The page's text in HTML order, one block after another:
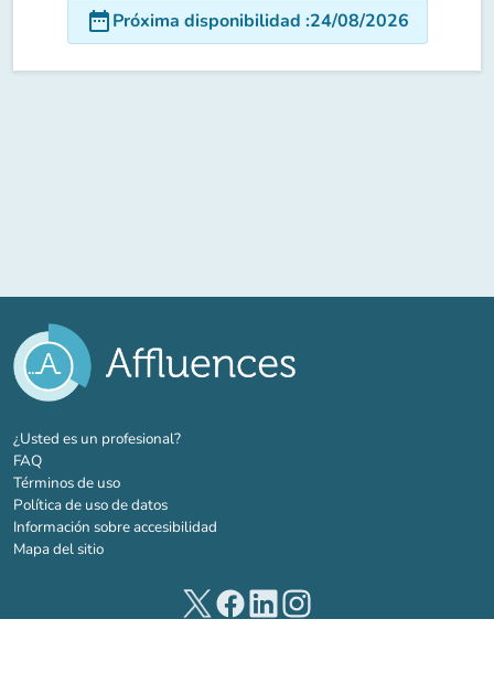
date_rangePróxima disponibilidad :24/08/2026
¿Usted es un profesional?(nueva pestaña)
FAQ
Términos de uso
Política de uso de datos
Información sobre accesibilidad
Mapa del sitio
(nueva pestaña)
(nueva pestaña)
(nueva pestaña)